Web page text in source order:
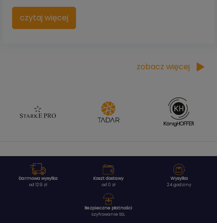
czytaj więcej
zobacz więcej
Darmowa wysyłka
od 129 zł
Koszt dostawy
od 0 zł
Wysyłka
24 godziny
Bezpieczne płatności
szyfrowanie SSL